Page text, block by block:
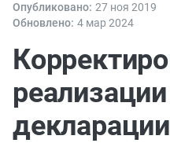
07.08 Госпошлину за устранение
отменить#новости
отношений
Опубликовано: 27 ноя 2019
Обновлено: 4 мар 2024